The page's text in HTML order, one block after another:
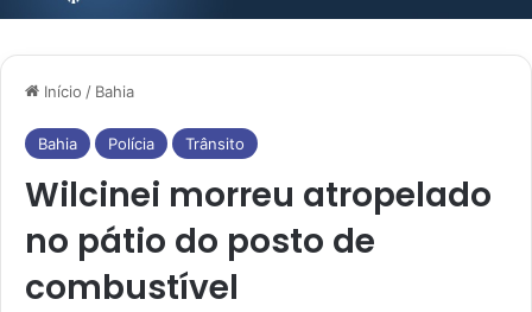
Início / Bahia
Bahia Polícia Trânsito
Wilcinei morreu atropelado
no pátio do posto de
combustível